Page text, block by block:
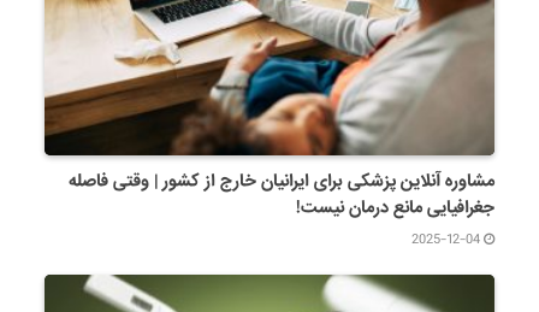
مشاوره آنلاین پزشکی برای ایرانیان خارج از کشور | وقتی فاصله
جغرافیایی مانع درمان نیست!
2025-12-04